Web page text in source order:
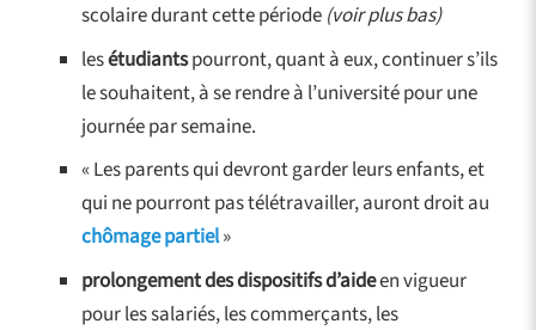
scolaire durant cette période (voir plus bas)
lesétudiantspourront, quant à eux, continuer s’ils
le souhaitent, à se rendre à l’université pour une
journée par semaine.
« Les parents qui devront garder leurs enfants, et
qui ne pourront pas télétravailler, auront droit au
chômage partiel»
prolongement des dispositifs d’aideen vigueur
pour les salariés, les commerçants, les